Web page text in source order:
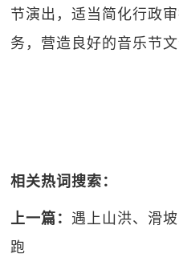
节演出，适当简化行政
务，营造良好的音乐节文
相关热词搜索：
上一篇： 遇上山洪、滑
跑